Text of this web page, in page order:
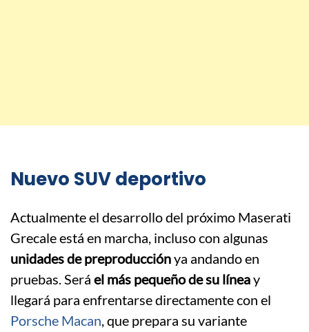
Nuevo SUV deportivo
Actualmente el desarrollo del próximo Maserati
Grecale está en marcha, incluso con algunas
unidades de preproducciónya andando en
pruebas. Será el más pequeño de su líneay
llegará para enfrentarse directamente con el
Porsche Macan, que prepara su variante